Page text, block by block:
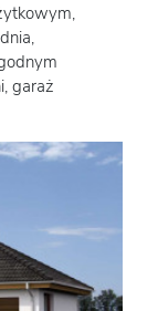
garaż